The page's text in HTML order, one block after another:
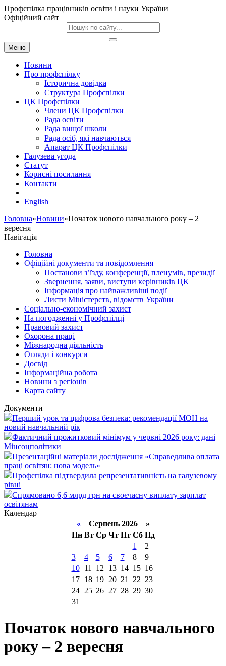
Профспілка працівників освіти і науки України
Офіційний сайт
Меню
Новини
Про профспілку
Історична довідка
Структура Профспілки
ЦК Профспілки
Члени ЦК Профспілки
Рада освіти
Рада вищої школи
Рада осіб, які навчаються
Апарат ЦК Профспілки
Галузева угода
Статут
Корисні посилання
Контакти
English
Головна»Новини»Початок нового навчального року – 2
вересня
Навігація
Головна
Офіційні документи та повідомлення
Постанови з’їзду, конференції, пленумів, президії
Звернення, заяви, виступи керівників ЦК
Інформація про найважливіші події
Листи Міністерств, відомств України
Соціально-економічний захист
На погодженні у Профспілці
Правовий захист
Охорона праці
Міжнародна діяльність
Огляди і конкурси
Досвід
Інформаційна робота
Новини з регіонів
Карта сайту
Документи
Перший урок та цифрова безпека: рекомендації МОН на
новий навчальний рік
Фактичний прожитковий мінімум у червні 2026 року: дані
Мінсоцполітики
Презентаційні матеріали дослідження «Справедлива оплата
праці освітян: нова модель»
Профспілка підтвердила репрезентативність на галузевому
рівні
Спрямовано 6,6 млрд грн на своєчасну виплату зарплат
освітянам
Календар
«Серпень 2026 »
Пн Вт Ср Чт Пт Сб Нд
1
2
3
4 5 6 7 8
9
10
11 12 13 14 15 16
17
18 19 20 21 22 23
24
25 26 27 28 29 30
31
Початок нового навчального
року – 2 вересня